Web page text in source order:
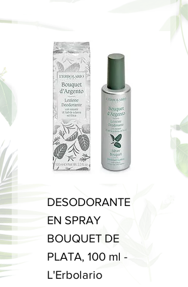
DESODORANTE
EN SPRAY
BOUQUET DE
PLATA, 100 ml -
L'Erbolario